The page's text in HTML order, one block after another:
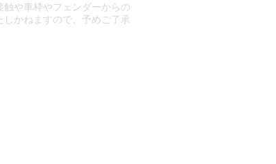
や車枠やフェンダーからの
かねますので、予めご了承